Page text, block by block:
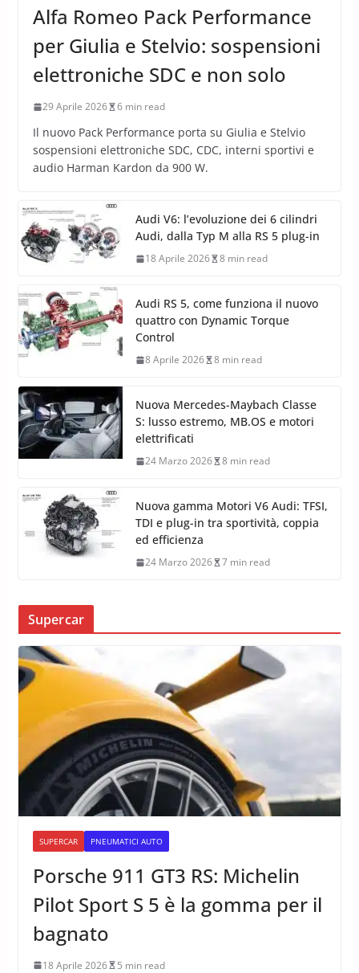
Alfa Romeo Pack Performance
per Giulia e Stelvio: sospensioni
elettroniche SDC e non solo
29 Aprile 2026 6 min read
Il nuovo Pack Performance porta su Giulia e Stelvio
sospensioni elettroniche SDC, CDC, interni sportivi e
audio Harman Kardon da 900 W.
Audi V6: l’evoluzione dei 6 cilindri
Audi, dalla Typ M alla RS 5 plug-in
18 Aprile 2026 8 min read
Audi RS 5, come funziona il nuovo
quattro con Dynamic Torque
Control
8 Aprile 2026 8 min read
Nuova Mercedes-Maybach Classe
S: lusso estremo, MB.OS e motori
elettrificati
24 Marzo 2026 8 min read
Nuova gamma Motori V6 Audi: TFSI,
TDI e plug-in tra sportività, coppia
ed efficienza
24 Marzo 2026 7 min read
Supercar
SUPERCAR PNEUMATICI AUTO
Porsche 911 GT3 RS: Michelin
Pilot Sport S 5 è la gomma per il
bagnato
18 Aprile 2026 5 min read